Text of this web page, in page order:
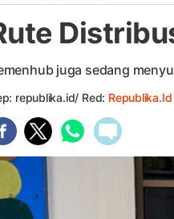
juga sedang
republika.id/ Red: Republika.id